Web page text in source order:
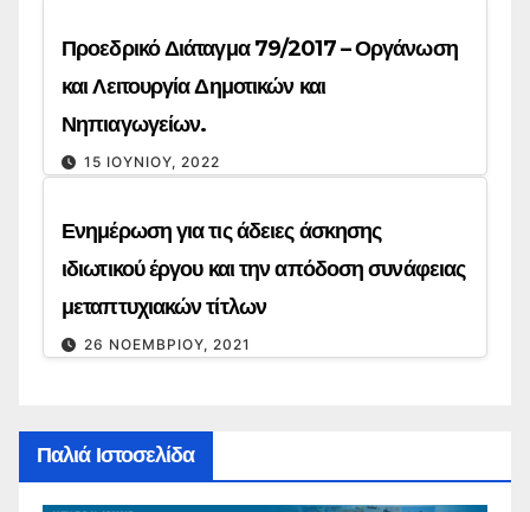
Προεδρικό Διάταγμα 79/2017 – Οργάνωση
και Λειτουργία Δημοτικών και
Νηπιαγωγείων.
15 ΙΟΥΝΊΟΥ, 2022
Ενημέρωση για τις άδειες άσκησης
ιδιωτικού έργου και την απόδοση συνάφειας
μεταπτυχιακών τίτλων
26 ΝΟΕΜΒΡΊΟΥ, 2021
Παλιά Ιστοσελίδα